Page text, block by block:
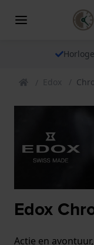
Edox
Edox
Actie en